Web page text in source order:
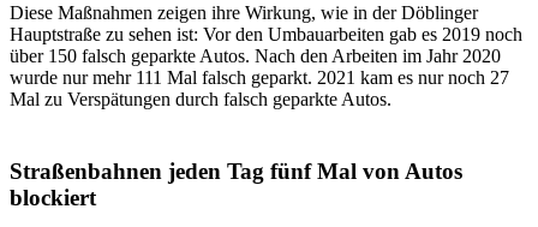
Diese Maßnahmen zeigen ihre Wirkung, wie in der Döblinger
Hauptstraße zu sehen ist: Vor den Umbauarbeiten gab es 2019 noch
über 150 falsch geparkte Autos. Nach den Arbeiten im Jahr 2020
wurde nur mehr 111 Mal falsch geparkt. 2021 kam es nur noch 27
Mal zu Verspätungen durch falsch geparkte Autos.
Straßenbahnen jeden Tag fünf Mal von Autos
blockiert